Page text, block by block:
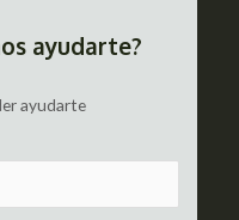
ayudarte?
ayudarte